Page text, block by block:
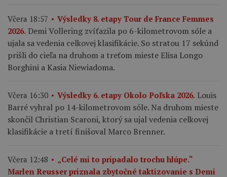
Včera 18:57
Výsledky 8. etapy Tour de France Femmes
2026. Demi Vollering zvíťazila po 6-kilometrovom sóle a
ujala sa vedenia celkovej klasifikácie. So stratou 17 sekúnd
prišli do cieľa na druhom a treťom mieste Elisa Longo
Borghini a Kasia Niewiadoma.
Včera 16:30 Výsledky 6. etapy Okolo Poľska 2026. Louis
Barré vyhral po 14-kilometrovom sóle. Na druhom mieste
skončil Christian Scaroni, ktorý sa ujal vedenia celkovej
klasifikácie a tretí finišoval Marco Brenner.
Včera 12:48
„Celé mi to pripadalo trochu hlúpe.“
Marlen Reusser priznala zbytočné taktizovanie s Demi